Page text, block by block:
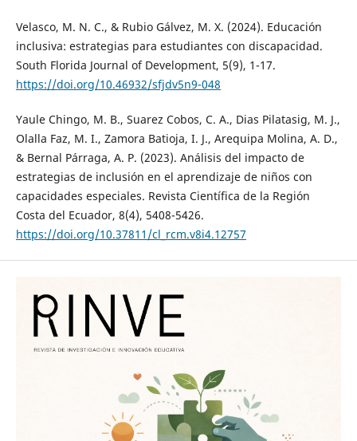
Velasco, M. N. C., & Rubio Gálvez, M. X. (2024). Educación
inclusiva: estrategias para estudiantes con discapacidad.
South Florida Journal of Development, 5(9), 1-17.
https://doi.org/10.46932/sfjdv5n9-048
Yaule Chingo, M. B., Suarez Cobos, C. A., Dias Pilatasig, M. J.,
Olalla Faz, M. I., Zamora Batioja, I. J., Arequipa Molina, A. D.,
& Bernal Párraga, A. P. (2023). Análisis del impacto de
estrategias de inclusión en el aprendizaje de niños con
capacidades especiales. Revista Científica de la Región
Costa del Ecuador, 8(4), 5408-5426.
https://doi.org/10.37811/cl_rcm.v8i4.12757